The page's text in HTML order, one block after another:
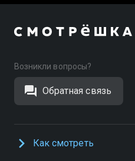
Возникли вопросы?
Обратная связь
Как смотреть